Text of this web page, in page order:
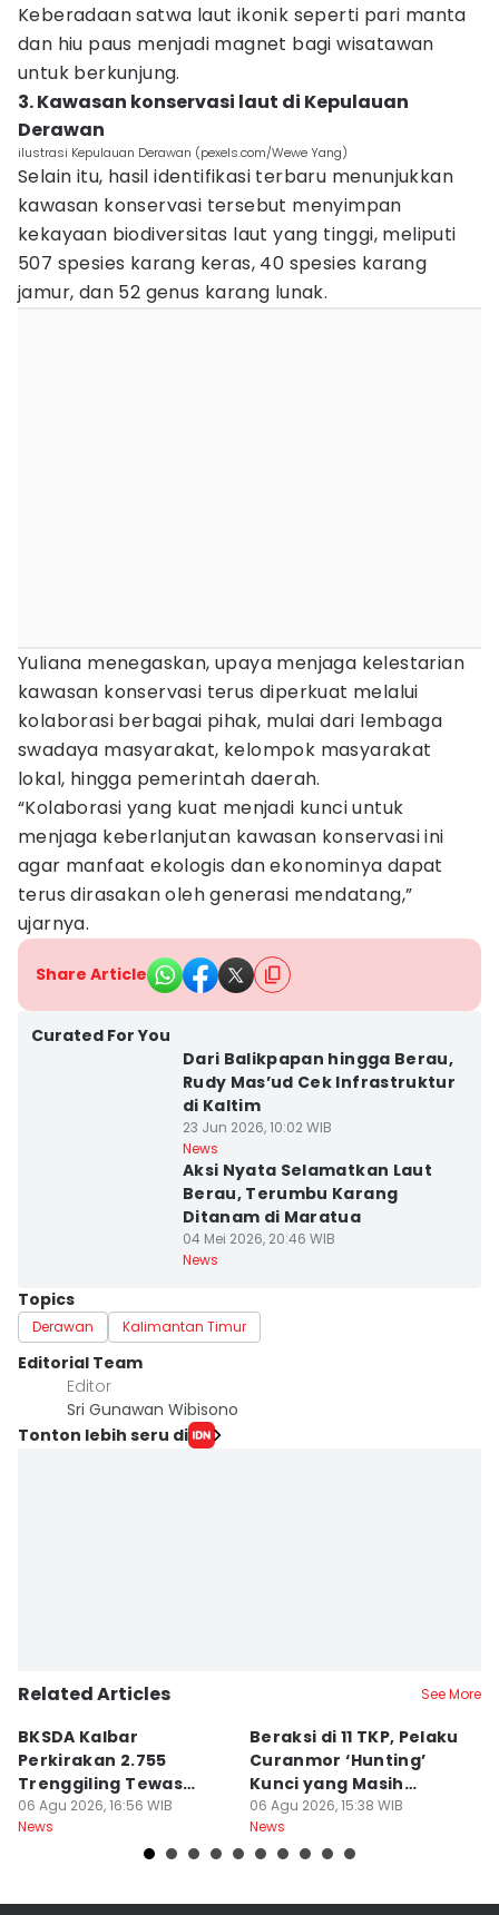
Keberadaan satwa laut ikonik seperti pari manta
dan hiu paus menjadi magnet bagi wisatawan
untuk berkunjung.
3. Kawasan konservasi laut di Kepulauan
Derawan
ilustrasi Kepulauan Derawan (pexels.com/Wewe Yang)
Selain itu, hasil identifikasi terbaru menunjukkan
kawasan konservasi tersebut menyimpan
kekayaan biodiversitas laut yang tinggi, meliputi
507 spesies karang keras, 40 spesies karang
jamur, dan 52 genus karang lunak.
Yuliana menegaskan, upaya menjaga kelestarian
kawasan konservasi terus diperkuat melalui
kolaborasi berbagai pihak, mulai dari lembaga
swadaya masyarakat, kelompok masyarakat
lokal, hingga pemerintah daerah.
“Kolaborasi yang kuat menjadi kunci untuk
menjaga keberlanjutan kawasan konservasi ini
agar manfaat ekologis dan ekonominya dapat
terus dirasakan oleh generasi mendatang,”
ujarnya.
Share Article
Curated For You
Dari Balikpapan hingga Berau,
Rudy Mas’ud Cek Infrastruktur
di Kaltim
23 Jun 2026, 10:02 WIB
News
Aksi Nyata Selamatkan Laut
Berau, Terumbu Karang
Ditanam di Maratua
04 Mei 2026, 20:46 WIB
News
Topics
Derawan Kalimantan Timur
Editorial Team
Editor
Sri Gunawan Wibisono
Tonton lebih seru di
Related Articles See More
BKSDA Kalbar
Perkirakan 2.755
Trenggiling Tewas
untuk Dapat 551 Kg Sisik
06 Agu 2026, 16:56 WIB
News
Beraksi di 11 TKP, Pelaku
Curanmor ‘Hunting’
Kunci yang Masih
Menempel
06 Agu 2026, 15:38 WIB
News